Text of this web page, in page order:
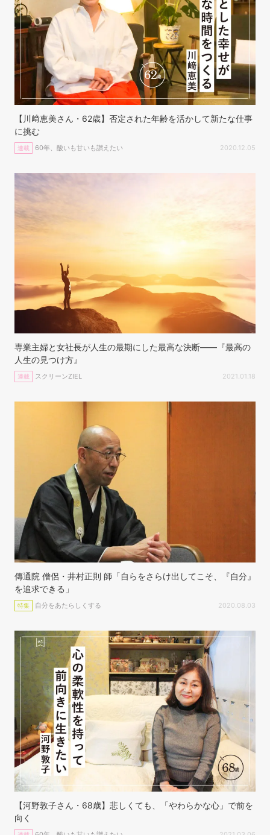
【川﨑恵美さん・62歳】否定された年齢を活かして新たな仕事
に挑む
連載 60年、酸いも甘いも讃えたい 2020.12.05
専業主婦と女社長が人生の最期にした最高な決断——『最高の
人生の見つけ方』
連載 スクリーンZIEL 2021.01.18
傳通院 僧侶・井村正則 師「自らをさらけ出してこそ、『自分』
を追求できる」
特集 自分をあたらしくする 2020.08.03
【河野敦子さん・68歳】悲しくても、「やわらかな心」で前を
向く